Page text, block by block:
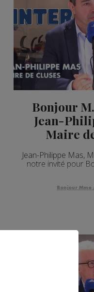
Bonjour
Jean-
Maire
Jean-Philippe Mas,
notre invité pour
Bonjour Mme